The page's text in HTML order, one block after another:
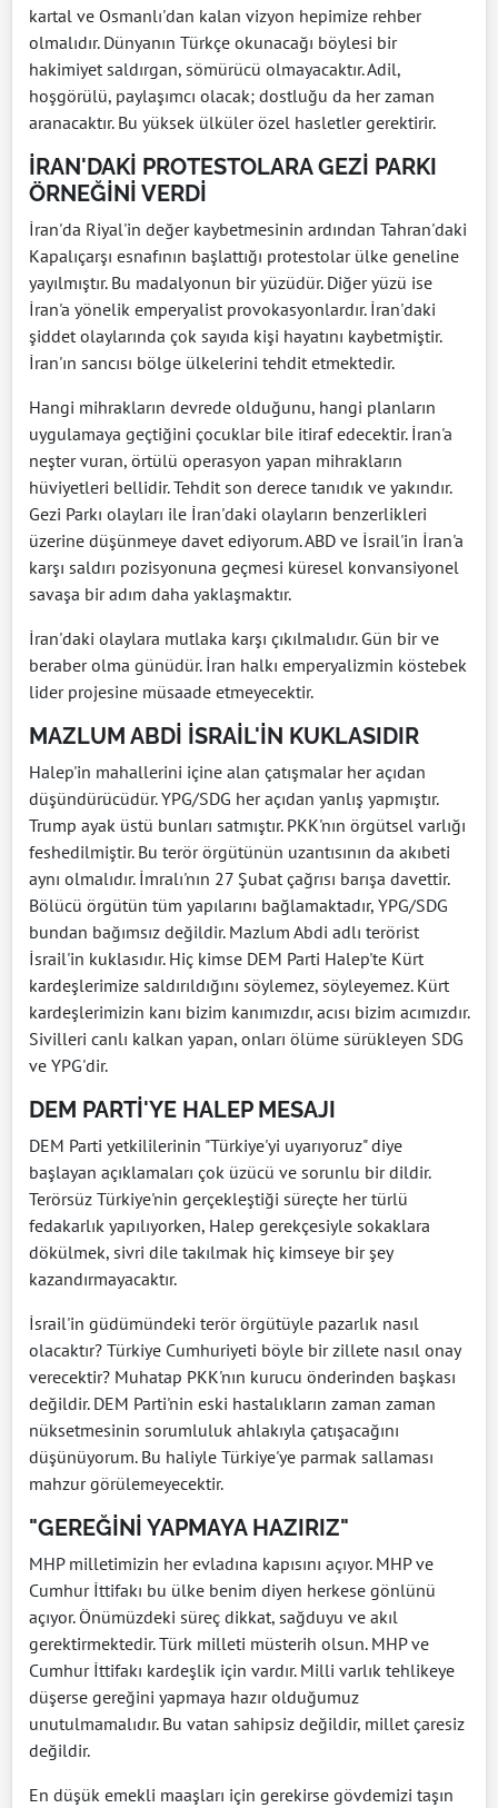
kartal ve Osmanlı'dan kalan vizyon hepimize rehber
olmalıdır. Dünyanın Türkçe okunacağı böylesi bir
hakimiyet saldırgan, sömürücü olmayacaktır. Adil,
hoşgörülü, paylaşımcı olacak; dostluğu da her zaman
aranacaktır. Bu yüksek ülküler özel hasletler gerektirir.
İRAN'DAKİ PROTESTOLARA GEZİ PARKI
ÖRNEĞİNİ VERDİ
İran'da Riyal'in değer kaybetmesinin ardından Tahran'daki
Kapalıçarşı esnafının başlattığı protestolar ülke geneline
yayılmıştır. Bu madalyonun bir yüzüdür. Diğer yüzü ise
İran'a yönelik emperyalist provokasyonlardır. İran'daki
şiddet olaylarında çok sayıda kişi hayatını kaybetmiştir.
İran'ın sancısı bölge ülkelerini tehdit etmektedir.
Hangi mihrakların devrede olduğunu, hangi planların
uygulamaya geçtiğini çocuklar bile itiraf edecektir. İran'a
neşter vuran, örtülü operasyon yapan mihrakların
hüviyetleri bellidir. Tehdit son derece tanıdık ve yakındır.
Gezi Parkı olayları ile İran'daki olayların benzerlikleri
üzerine düşünmeye davet ediyorum. ABD ve İsrail'in İran'a
karşı saldırı pozisyonuna geçmesi küresel konvansiyonel
savaşa bir adım daha yaklaşmaktır.
İran'daki olaylara mutlaka karşı çıkılmalıdır. Gün bir ve
beraber olma günüdür. İran halkı emperyalizmin köstebek
lider projesine müsaade etmeyecektir.
MAZLUM ABDİ İSRAİL'İN KUKLASIDIR
Halep'in mahallerini içine alan çatışmalar her açıdan
düşündürücüdür. YPG/SDG her açıdan yanlış yapmıştır.
Trump ayak üstü bunları satmıştır. PKK'nın örgütsel varlığı
feshedilmiştir. Bu terör örgütünün uzantısının da akıbeti
aynı olmalıdır. İmralı'nın 27 Şubat çağrısı barışa davettir.
Bölücü örgütün tüm yapılarını bağlamaktadır, YPG/SDG
bundan bağımsız değildir. Mazlum Abdi adlı terörist
İsrail'in kuklasıdır. Hiç kimse DEM Parti Halep'te Kürt
kardeşlerimize saldırıldığını söylemez, söyleyemez. Kürt
kardeşlerimizin kanı bizim kanımızdır, acısı bizim acımızdır.
Sivilleri canlı kalkan yapan, onları ölüme sürükleyen SDG
ve YPG'dir.
DEM PARTİ'YE HALEP MESAJI
DEM Parti yetkililerinin "Türkiye'yi uyarıyoruz" diye
başlayan açıklamaları çok üzücü ve sorunlu bir dildir.
Terörsüz Türkiye'nin gerçekleştiği süreçte her türlü
fedakarlık yapılıyorken, Halep gerekçesiyle sokaklara
dökülmek, sivri dile takılmak hiç kimseye bir şey
kazandırmayacaktır.
İsrail'in güdümündeki terör örgütüyle pazarlık nasıl
olacaktır? Türkiye Cumhuriyeti böyle bir zillete nasıl onay
verecektir? Muhatap PKK'nın kurucu önderinden başkası
değildir. DEM Parti'nin eski hastalıkların zaman zaman
nüksetmesinin sorumluluk ahlakıyla çatışacağını
düşünüyorum. Bu haliyle Türkiye'ye parmak sallaması
mahzur görülemeyecektir.
"GEREĞİNİ YAPMAYA HAZIRIZ"
MHP milletimizin her evladına kapısını açıyor. MHP ve
Cumhur İttifakı bu ülke benim diyen herkese gönlünü
açıyor. Önümüzdeki süreç dikkat, sağduyu ve akıl
gerektirmektedir. Türk milleti müsterih olsun. MHP ve
Cumhur İttifakı kardeşlik için vardır. Milli varlık tehlikeye
düşerse gereğini yapmaya hazır olduğumuz
unutulmamalıdır. Bu vatan sahipsiz değildir, millet çaresiz
değildir.
En düşük emekli maaşları için gerekirse gövdemizi taşın